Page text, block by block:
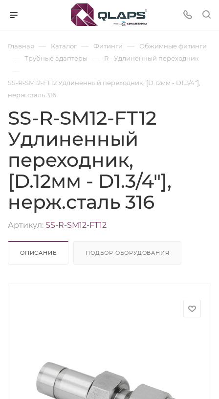
Главная — Каталог — Фитинги — Обжимные фитинги
— Трубные адаптеры — R - Удлиненный переходник
—
SS-R-SM12-FT12 Удлиненный переходник, [D.12мм - D1.3/4"],
нерж.сталь 316
SS-R-SM12-FT12
Удлиненный
переходник,
[D.12мм - D1.3/4"],
нерж.сталь 316
Артикул: SS-R-SM12-FT12
ОПИСАНИЕ ПОДБОР ОБОРУДОВАНИЯ